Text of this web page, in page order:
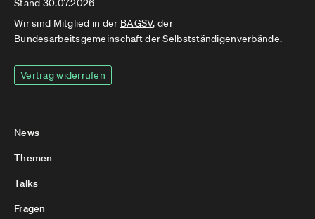
Stand 30.07.2026
Wir sind Mitglied in der BAGSV, der
Bundesarbeitsgemeinschaft der Selbstständigenverbände.
Vertrag widerrufen
News
Themen
Talks
Fragen